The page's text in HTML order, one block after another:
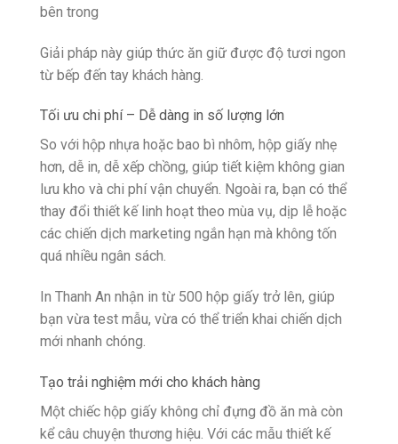
bên trong
Giải pháp này giúp thức ăn giữ được độ tươi ngon
từ bếp đến tay khách hàng.
Tối ưu chi phí – Dễ dàng in số lượng lớn
So với hộp nhựa hoặc bao bì nhôm, hộp giấy nhẹ
hơn, dễ in, dễ xếp chồng, giúp tiết kiệm không gian
lưu kho và chi phí vận chuyển. Ngoài ra, bạn có thể
thay đổi thiết kế linh hoạt theo mùa vụ, dịp lễ hoặc
các chiến dịch marketing ngắn hạn mà không tốn
quá nhiều ngân sách.
In Thanh An nhận in từ 500 hộp giấy trở lên, giúp
bạn vừa test mẫu, vừa có thể triển khai chiến dịch
mới nhanh chóng.
Tạo trải nghiệm mới cho khách hàng
Một chiếc hộp giấy không chỉ đựng đồ ăn mà còn
kể câu chuyện thương hiệu. Với các mẫu thiết kế